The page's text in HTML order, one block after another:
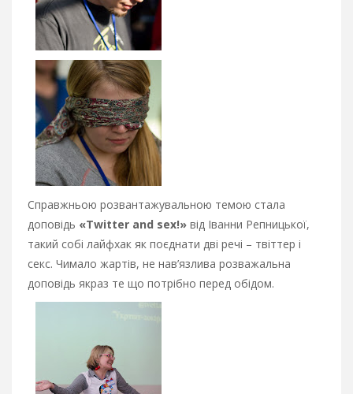
Справжньою розвантажувальною темою стала
доповідь «Twitter and sex!» від Іванни Репницької,
такий собі лайфхак як поєднати дві речі – твіттер і
секс. Чимало жартів, не нав’язлива розважальна
доповідь якраз те що потрібно перед обідом.